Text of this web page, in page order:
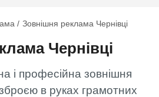
Зовнішня реклама Чернівці
Чернівці
і професійна зовнішня
в руках грамотних